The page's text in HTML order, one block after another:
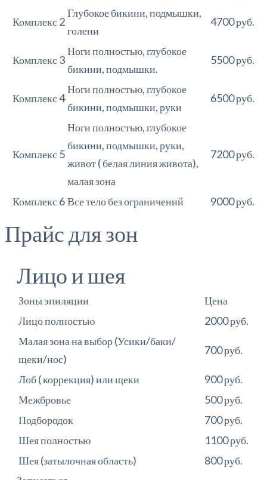
Комплекс 2
Глубокое бикини, подмышки,
голени
4700 руб.
Комплекс 3
Ноги полностью, глубокое
бикини, подмышки.
5500 руб.
Комплекс 4
Ноги полностью, глубокое
бикини, подмышки, руки
6500 руб.
Комплекс 5
Ноги полностью, глубокое
бикини, подмышки, руки,
живот ( белая линия живота),
малая зона
7200 руб.
Комплекс 6Все тело без ограничений 9000 руб.
Прайс для зон
Лицо и шея
Зоны эпиляции
Цена
Лицо полностью
2000 руб.
Малая зона на выбор (Усики/баки/
щеки/нос)
700 руб.
Лоб ( коррекция) или щеки
900 руб.
Межбровье
500 руб.
Подбородок
700 руб.
Шея полностью
1100 руб.
Шея (затылочная область)
800 руб.